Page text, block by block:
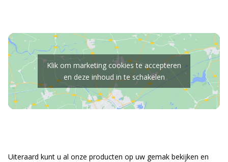
Klik om marketing cookies te accepteren
en deze inhoud in te schakelen
Uiteraard kunt u al onze producten op uw gemak bekijken en